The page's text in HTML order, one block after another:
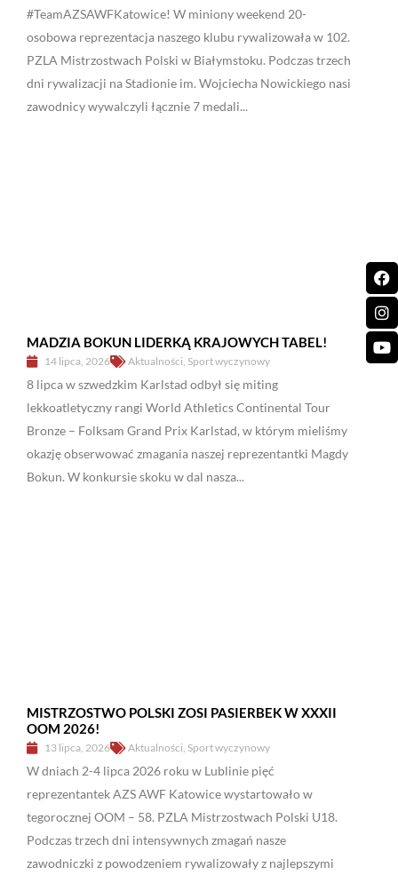
#TeamAZSAWFKatowice! W miniony weekend 20-
osobowa reprezentacja naszego klubu rywalizowała w 102.
PZLA Mistrzostwach Polski w Białymstoku. Podczas trzech
dni rywalizacji na Stadionie im. Wojciecha Nowickiego nasi
zawodnicy wywalczyli łącznie 7 medali...
MADZIA BOKUN LIDERKĄ KRAJOWYCH TABEL!
14 lipca, 2026 Aktualności, Sport wyczynowy
8 lipca w szwedzkim Karlstad odbył się miting
lekkoatletyczny rangi World Athletics Continental Tour
Bronze – Folksam Grand Prix Karlstad, w którym mieliśmy
okazję obserwować zmagania naszej reprezentantki Magdy
Bokun. W konkursie skoku w dal nasza...
MISTRZOSTWO POLSKI ZOSI PASIERBEK W XXXII
OOM 2026!
13 lipca, 2026 Aktualności, Sport wyczynowy
W dniach 2-4 lipca 2026 roku w Lublinie pięć
reprezentantek AZS AWF Katowice wystartowało w
tegorocznej OOM – 58. PZLA Mistrzostwach Polski U18.
Podczas trzech dni intensywnych zmagań nasze
zawodniczki z powodzeniem rywalizowały z najlepszymi